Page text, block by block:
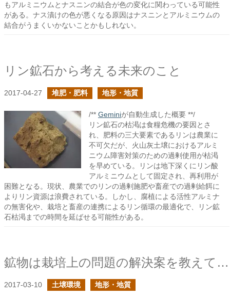
もアルミニウムとナスニンの結合が色の変化に関わっている可能性
がある。ナス漬けの色が悪くなる原因はナスニンとアルミニウムの
結合がうまくいかないことかもしれない。
リン鉱石から考える未来のこと
2017-04-27 堆肥・肥料 地形・地質
/** Geminiが自動生成した概要 **/
リン鉱石の枯渇は食糧危機の要因とさ
れ、肥料の三大要素であるリンは農業に
不可欠だが、火山灰土壌におけるアルミ
ニウム障害対策のための過剰使用が枯渇
を早めている。リンは地下深くにリン酸
アルミニウムとして固定され、再利用が
困難となる。現状、農業でのリンの過剰施肥や畜産での過剰給餌に
よりリン資源は浪費されている。しかし、腐植による活性アルミナ
の無害化や、栽培と畜産の連携によるリン循環の最適化で、リン鉱
石枯渇までの時間を延ばせる可能性がある。
鉱物は栽培上の問題の解決案を教えてくれる
2017-03-10 土壌環境 地形・地質